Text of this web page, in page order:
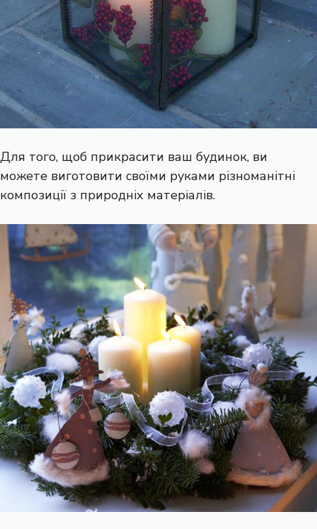
Для того, щоб прикрасити ваш будинок, ви
можете виготовити своїми руками різноманітні
композиції з природніх матеріалів.